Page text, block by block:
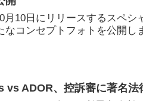
開
月10日にリリースするスペ
なコンセプトフォトを公開し
vs ADOR、控訴審に著名